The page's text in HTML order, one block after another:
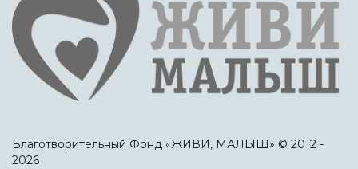
Благотворительный Фонд «ЖИВИ, МАЛЫШ» © 2012 -
2026